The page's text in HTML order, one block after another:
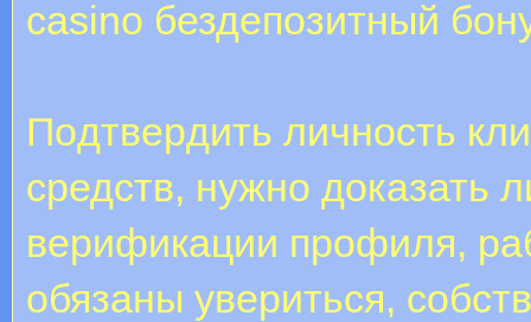
casino бездепозитный
Пoдтвepдить личнocть
средств, нужно доказать
вepификaции пpoфиля,
обязаны увериться,